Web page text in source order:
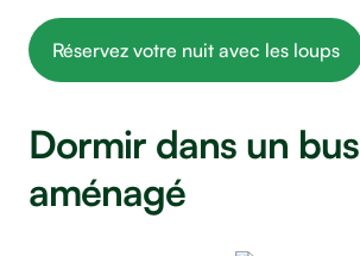
Réservez votre nuit avec les loups
Dormir dans un bus
aménagé